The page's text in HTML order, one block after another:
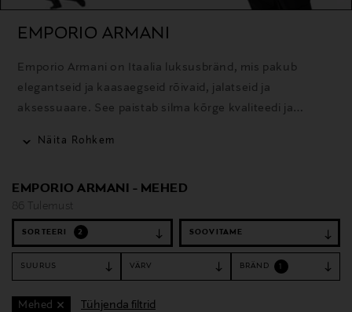
EMPORIO ARMANI
Emporio Armani on Itaalia luksusbränd, mis pakub
elegantseid ja kaasaegseid rõivaid, jalatseid ja
aksessuaare. See paistab silma kõrge kvaliteedi ja
Näita Rohkem
EMPORIO ARMANI - MEHED
86 Tulemust
SORTEERI 2
SUURUS VÄRV BRÄND
Mehed Tühjenda filtrid